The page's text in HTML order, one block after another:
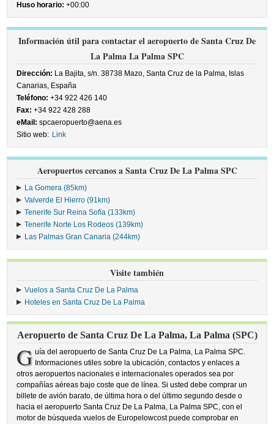
Huso horario: +00:00
Información útil para contactar el aeropuerto de Santa Cruz De
La Palma La Palma SPC
Dirección: La Bajita, s/n. 38738 Mazo, Santa Cruz de la Palma, Islas
Canarias, España
Teléfono: +34 922 426 140
Fax: +34 922 428 288
eMail: spcaeropuerto@aena.es
Sitio web: Link
Aeropuertos cercanos a Santa Cruz De La Palma SPC
La Gomera (85km)
Valverde El Hierro (91km)
Tenerife Sur Reina Sofía (133km)
Tenerife Norte Los Rodeos (139km)
Las Palmas Gran Canaria (244km)
Visite también
Vuelos a Santa Cruz De La Palma
Hoteles en Santa Cruz De La Palma
Aeropuerto de Santa Cruz De La Palma, La Palma (SPC)
G uía del aeropuerto de Santa Cruz De La Palma, La Palma SPC.
Informaciones utiles sobre la ubicación, contactos y enlaces a
otros aeropuertos nacionales e internacionales operados sea por
compañías aéreas bajo coste que de línea. Si usted debe comprar un
billete de avión barato, de última hora o del último segundo desde o
hacia el aeropuerto Santa Cruz De La Palma, La Palma SPC, con el
motor de búsqueda vuelos de Europelowcost puede comprobar en